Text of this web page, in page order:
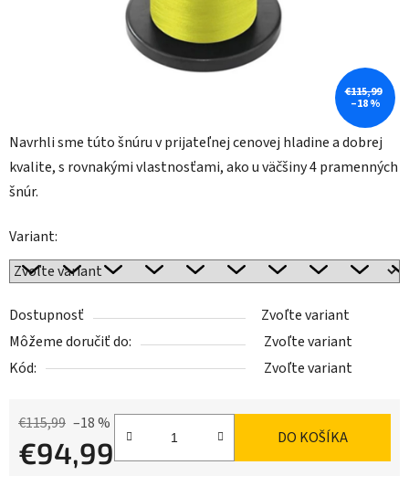
Navrhli sme túto šnúru v prijateľnej cenovej hladine a dobrej
kvalite, s rovnakými vlastnosťami, ako u väčšiny 4 pramenných
šnúr.
Variant:
Dostupnosť
Zvoľte variant
Môžeme doručiť do:
Zvoľte variant
Kód:
Zvoľte variant
€115,99 –18 %
€94,99 DO KOŠÍKA
€115,99
–18 %